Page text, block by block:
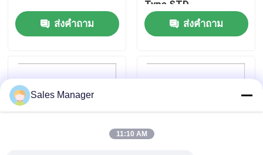
ขอใบเสนอราคา
ช่องเสียบ USB
ส่งคำถาม
Type STD
ส่งคำถาม
Sales Manager
11:10 AM